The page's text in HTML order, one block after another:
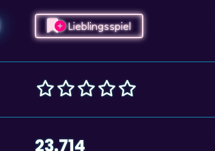
Lieblingsspiel
23.714